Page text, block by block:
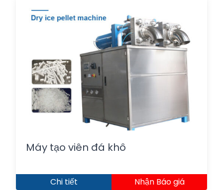
Máy tạo viên đá khô
Chi tiết Nhận Báo giá